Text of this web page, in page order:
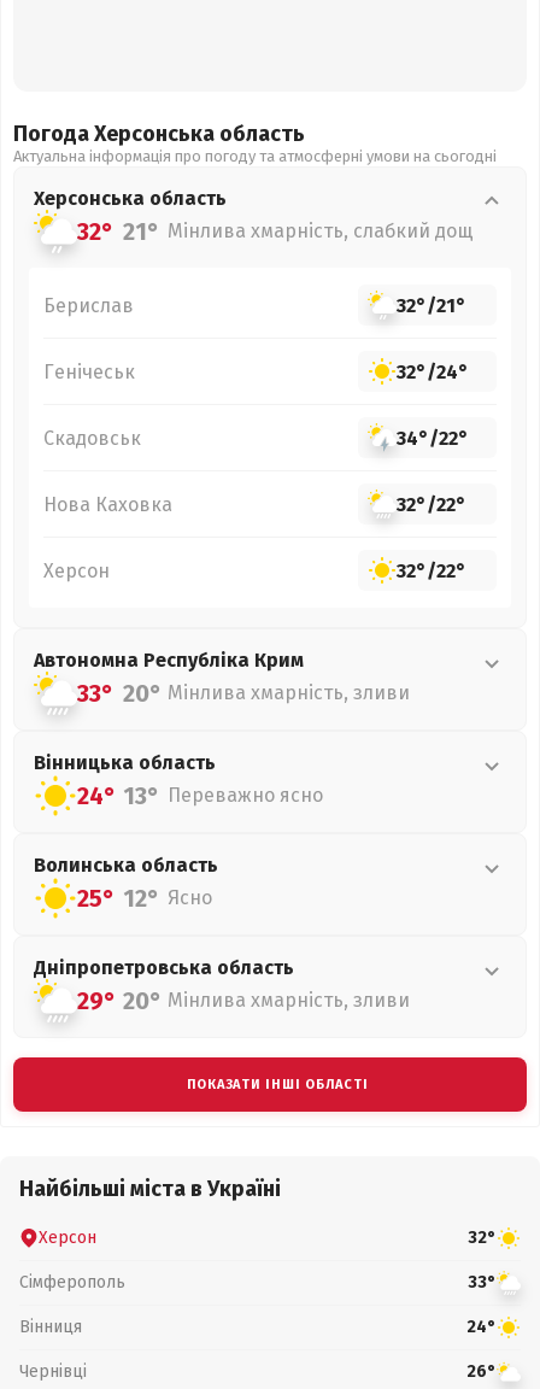
Погода Херсонська область
Актуальна інформація про погоду та атмосферні умови на сьогодні
Херсонська область
32° 21° Мінлива хмарність, слабкий дощ
Берислав 32°/21°
Генічеськ 32°/24°
Скадовськ 34°/22°
Нова Каховка 32°/22°
Херсон 32°/22°
Автономна Республіка Крим
33° 20° Мінлива хмарність, зливи
Вінницька область
24° 13° Переважно ясно
Волинська область
25° 12° Ясно
Дніпропетровська область
29° 20° Мінлива хмарність, зливи
ПОКАЗАТИ ІНШІ ОБЛАСТІ
Найбільші міста в Україні
Херсон 32°
Сімферополь 33°
Вінниця 24°
Чернівці 26°